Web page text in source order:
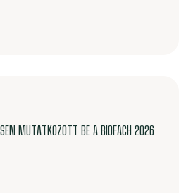
MUTATKOZOTT BE A BIOFACH 2026